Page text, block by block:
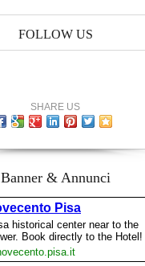
FOLLOW US
SHARE US
Banner & Annunci